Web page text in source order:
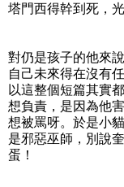
塔門西得幹到死，
對仍是孩子的他來
自己未來得在沒有
以這整個短篇其實
想負責，是因為他
想被罵呀。於是小
是邪惡巫師，別說
蛋！